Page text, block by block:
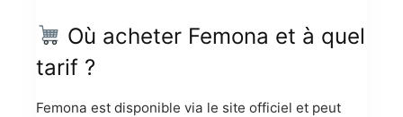
Où acheter Femona et à quel
tarif ?
Femona est disponible via le site officiel et peut